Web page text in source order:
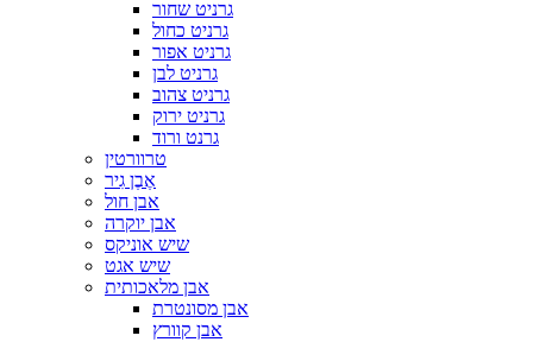
גרניט שחור
גרניט כחול
גרניט אפור
גרניט לבן
גרניט צהוב
גרניט ירוק
גרנט ורוד
טרוורטין
אֶבֶן גִיר
אבן חול
אבן יוקרה
שיש אוניקס
שיש אגט
אבן מלאכותית
אבן מסונטרת
אבן קוורץ